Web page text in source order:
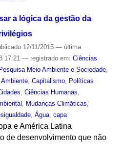
a lógica da gestão da
12/11/2015 — última
17:21 — registrado em: Ciências
Meio Ambiente e Sociedade,
Ambiente, Capitalismo, Políticas
, Ciências Humanas,
, Mudanças Climáticas,
, Água, capa
e América Latina
de desenvolvimento que não